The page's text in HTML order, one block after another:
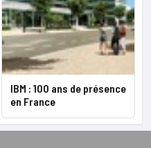
IBM : 100 ans de présence
en France